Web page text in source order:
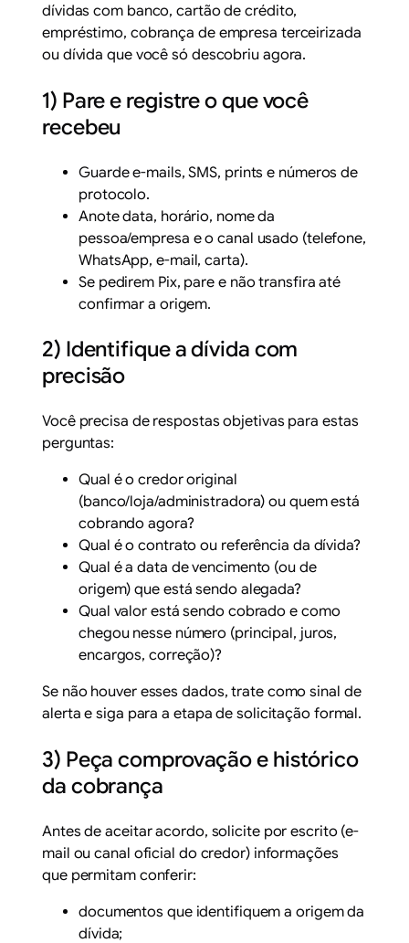
dívidas com banco, cartão de crédito,
empréstimo, cobrança de empresa terceirizada
ou dívida que você só descobriu agora.
1) Pare e registre o que você
recebeu
Guarde e-mails, SMS, prints e números de
protocolo.
Anote data, horário, nome da
pessoa/empresa e o canal usado (telefone,
WhatsApp, e-mail, carta).
Se pedirem Pix, pare e não transfira até
confirmar a origem.
2) Identifique a dívida com
precisão
Você precisa de respostas objetivas para estas
perguntas:
Qual é o credor original
(banco/loja/administradora) ou quem está
cobrando agora?
Qual é o contrato ou referência da dívida?
Qual é a data de vencimento (ou de
origem) que está sendo alegada?
Qual valor está sendo cobrado e como
chegou nesse número (principal, juros,
encargos, correção)?
Se não houver esses dados, trate como sinal de
alerta e siga para a etapa de solicitação formal.
3) Peça comprovação e histórico
da cobrança
Antes de aceitar acordo, solicite por escrito (e-
mail ou canal oficial do credor) informações
que permitam conferir:
documentos que identifiquem a origem da
dívida;